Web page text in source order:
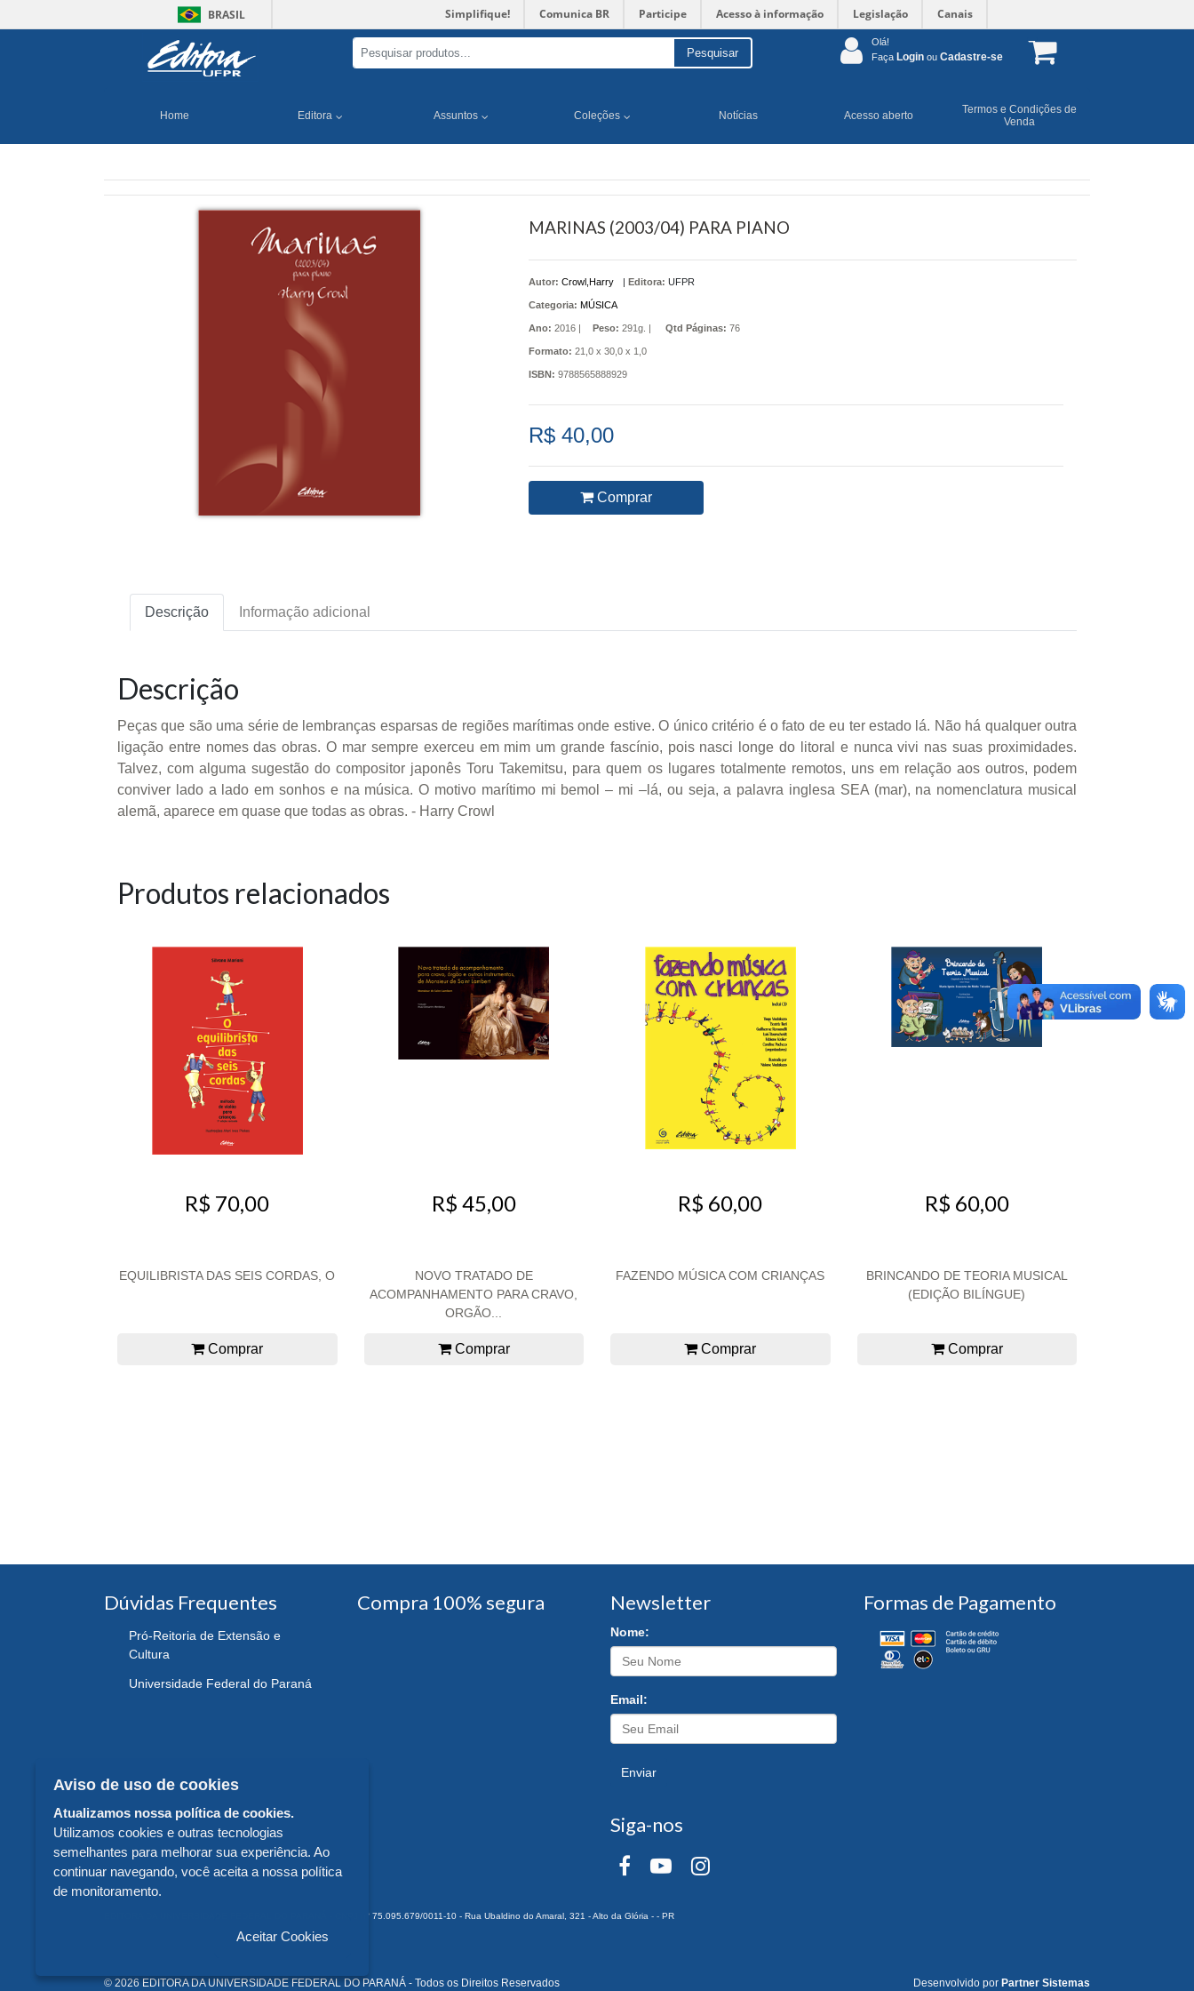
BRASIL Simplifique! Comunica BR Participe Acesso à informação Legislação Canais
Pesquisar
Olá!
Faça Login ou Cadastre-se
Home Editora Assuntos Coleções Notícias Acesso aberto
Termos e Condições de
Venda
MARINAS (2003/04) PARA PIANO
Autor: Crowl,Harry | Editora: UFPR
Categoria: MÚSICA
Ano: 2016 | Peso: 291g. | Qtd Páginas: 76
Formato: 21,0 x 30,0 x 1,0
ISBN: 9788565888929
R$ 40,00
Comprar
Descrição Informação adicional
Descrição
Peças que são uma série de lembranças esparsas de regiões marítimas onde estive. O único critério é o fato de eu ter estado lá. Não há qualquer outra
ligação entre nomes das obras. O mar sempre exerceu em mim um grande fascínio, pois nasci longe do litoral e nunca vivi nas suas proximidades.
Talvez, com alguma sugestão do compositor japonês Toru Takemitsu, para quem os lugares totalmente remotos, uns em relação aos outros, podem
conviver lado a lado em sonhos e na música. O motivo marítimo mi bemol – mi –lá, ou seja, a palavra inglesa SEA (mar), na nomenclatura musical
alemã, aparece em quase que todas as obras. - Harry Crowl
Produtos relacionados
R$ 70,00
EQUILIBRISTA DAS SEIS CORDAS, O
Comprar
R$ 45,00
NOVO TRATADO DE
ACOMPANHAMENTO PARA CRAVO,
ORGÃO...
Comprar
R$ 60,00
FAZENDO MÚSICA COM CRIANÇAS
Comprar
R$ 60,00
BRINCANDO DE TEORIA MUSICAL
(EDIÇÃO BILÍNGUE)
Comprar
Dúvidas Frequentes
Pró-Reitoria de Extensão e
Cultura
Universidade Federal do Paraná
Compra 100% segura Newsletter
Nome:
Email:
Enviar
Siga-nos
Formas de Pagamento
EDITORA DA UNIVERSIDADE FEDERAL DO PARANÁ - CNPJ n° 75.095.679/0011-10 - Rua Ubaldino do Amaral, 321 - Alto da Glória - - PR
© 2026 EDITORA DA UNIVERSIDADE FEDERAL DO PARANÁ - Todos os Direitos Reservados Desenvolvido por Partner Sistemas
Aviso de uso de cookies
Atualizamos nossa política de cookies.
Utilizamos cookies e outras tecnologias
semelhantes para melhorar sua experiência. Ao
continuar navegando, você aceita a nossa política
de monitoramento.
Aceitar Cookies